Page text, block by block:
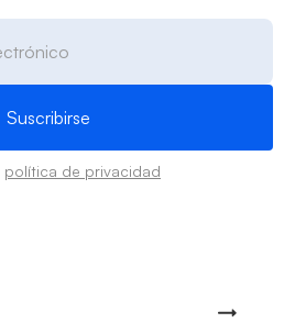
política de privacidad